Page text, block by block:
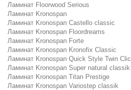
Ламинат Floorwood Serious
Ламинат Kronospan
Ламинат Kronospan Castello classic
Ламинат Kronospan Floordreams
Ламинат Kronospan Forte
Ламинат Kronospan Kronofix Classic
Ламинат Kronospan Quick Style Twin Clic
Ламинат Kronospan Super natural classik
Ламинат Kronospan Titan Prestige
Ламинат Kronospan Variostep classik